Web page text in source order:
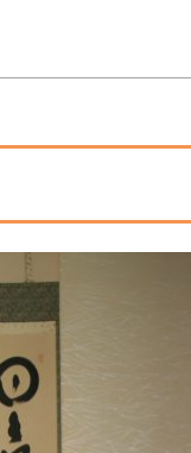
買い取り業者に依
るか